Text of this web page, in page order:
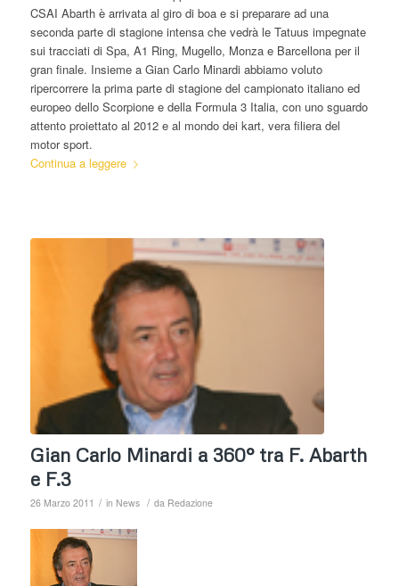
CSAI Abarth è arrivata al giro di boa e si preparare ad una
seconda parte di stagione intensa che vedrà le Tatuus impegnate
sui tracciati di Spa, A1 Ring, Mugello, Monza e Barcellona per il
gran finale. Insieme a Gian Carlo Minardi abbiamo voluto
ripercorrere la prima parte di stagione del campionato italiano ed
europeo dello Scorpione e della Formula 3 Italia, con uno sguardo
attento proiettato al 2012 e al mondo dei kart, vera filiera del
motor sport.
Continua a leggere
Gian Carlo Minardi a 360° tra F. Abarth
e F.3
26 Marzo 2011 / in News / da Redazione